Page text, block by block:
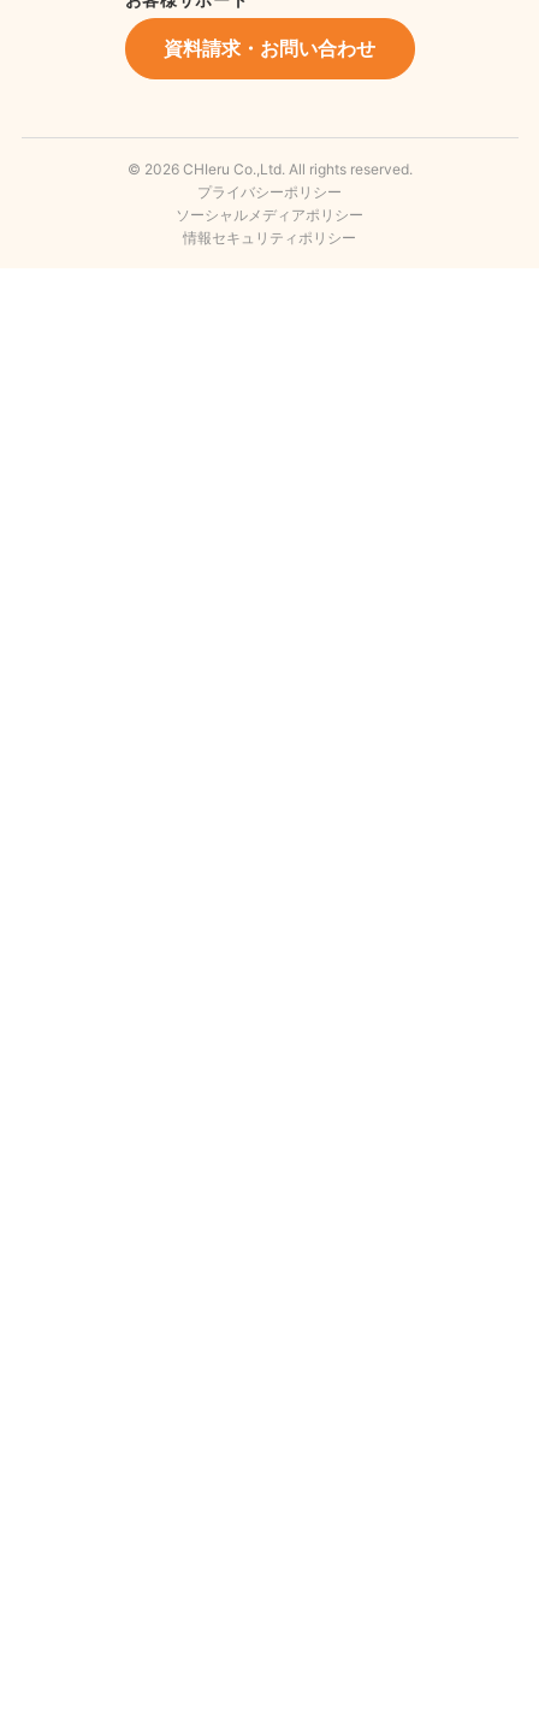
資料請求・お問い合わせ
© 2026 CHIeru Co.,Ltd. All rights reserved.
プライバシーポリシー
ソーシャルメディアポリシー
情報セキュリティポリシー